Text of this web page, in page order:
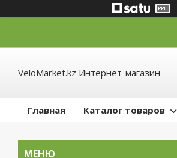
VeloMarket.kz Интернет-магазин
Главная Каталог товаров